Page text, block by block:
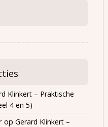
Klinkert – Praktische
4 en 5)
op Gerard Klinkert –